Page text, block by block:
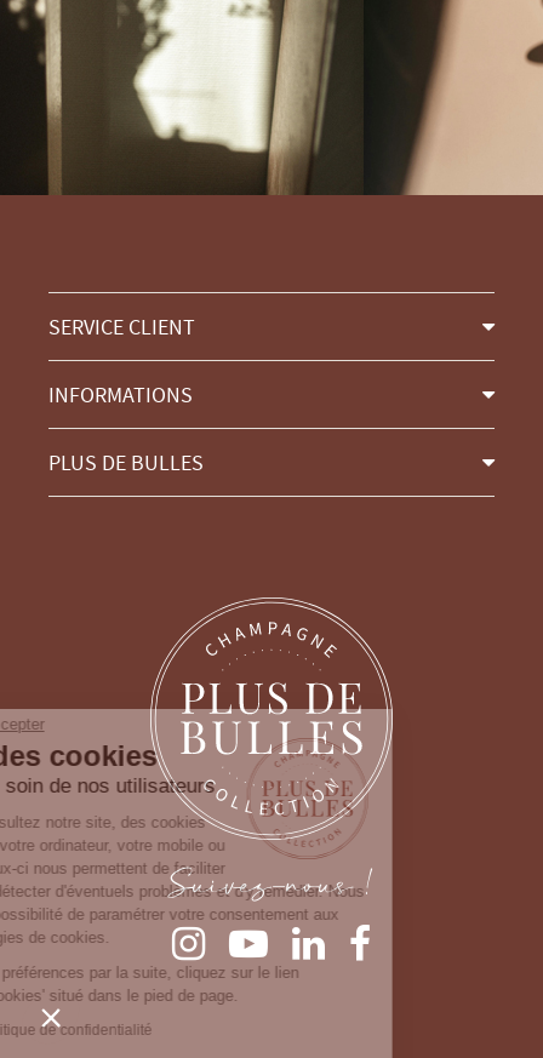
SERVICE CLIENT
INFORMATIONS
PLUS DE BULLES
Suivez-nous !
Continuer sans accepter
Gestion des cookies
Nous prenons soin de nos utilisateurs
Lorsque vous consultez notre site, des cookies
sont déposés sur votre ordinateur, votre mobile ou
votre tablette. Ceux-ci nous permettent de faciliter
la navigation, de détecter d'éventuels problèmes et d'y remédier. Nous
vous laissons la possibilité de paramétrer votre consentement aux
différentes typologies de cookies.
Pour modifier vos préférences par la suite, cliquez sur le lien
'Préférences de cookies' situé dans le pied de page.
Consulter notre politique de confidentialité